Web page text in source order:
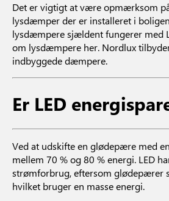
Det er vigtigt at være opmærksom
lysdæmper der er installeret i
lysdæmpere sjældent fungerer med
om lysdæmpere her. Nordlux
indbyggede dæmpere.
Er LED
Ved at udskifte en glødepære med
mellem 70 % og 80 % energi. LED
strømforbrug, eftersom glødepærer
hvilket bruger en masse energi.